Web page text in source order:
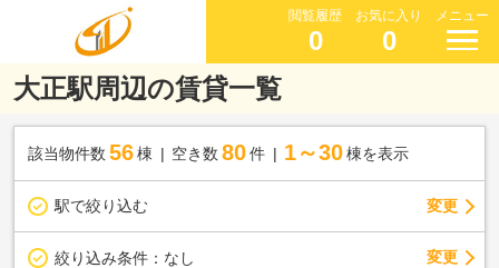
閲覧履歴
0
お気に入り
0
メニュー
大正駅周辺の賃貸一覧
該当物件数 56棟 空き数 80 件 1～30 棟を表示
駅で絞り込む 変更
絞り込み条件： なし 変更